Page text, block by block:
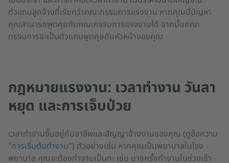
ตัวแทนลูกจ้างที่เรียกว่าคณะกรรมการแรงงาน หากคุณมีปัญหา
คุณสามารถพูดคุยกับคณะกรรมการแรงงานได้ จากนั้นคณะ
กรรมการจะเป็นตัวแทนพูดคุยกับหัวหน้าของคุณ
กฎหมายแรงงาน: เวลาทำงาน วันลา
หยุด และการเจ็บป่วย
เวลาทำงานขึ้นอยู่กับอาชีพและสัญญาจ้างงานของคุณ (ดูข้อความ
"การเริ่มต้นทำงาน") ตัวอย่างเช่น หากคุณเป็นพยาบาลในโรง
พยาบาล คุณจะต้องทำงานเป็นกะ เช่น บางครั้งทำงานในช่วงเช้า